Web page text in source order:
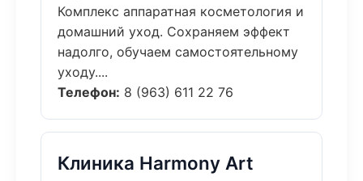
Комплекс аппаратная косметология и
домашний уход. Сохраняем эффект
надолго, обучаем самостоятельному
уходу....
Телефон: 8 (963) 611 22 76
Клиника Harmony Art